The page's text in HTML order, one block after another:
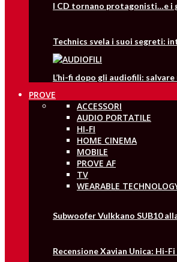
I CD tornano protagonisti…e i
Technics svela i suoi segreti:
L’hi-fi dopo gli audiofili:
PROVE
ACCESSORI
AUDIO PORTATILE
HI-FI
HOME CINEMA
MOBILE
PROVE AF
TV
WEARABLE
Subwoofer Vulkkano SUB10
Recensione Xavian Unica: Hi-